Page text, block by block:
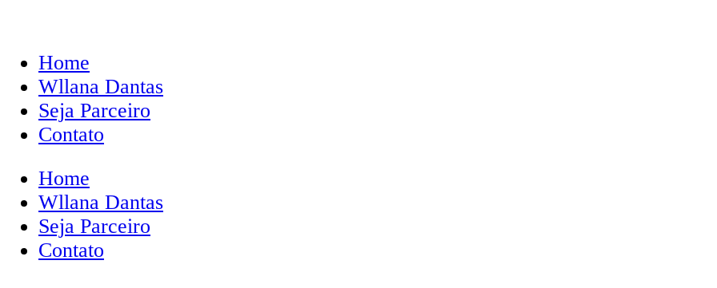
Home
Wllana Dantas
Seja Parceiro
Contato
Home
Wllana Dantas
Seja Parceiro
Contato